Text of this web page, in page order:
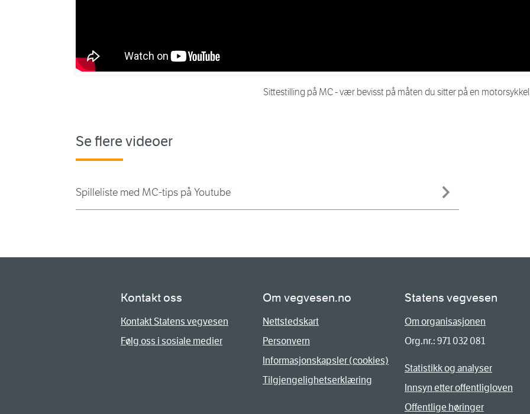
Sittestilling på MC - vær bevisst på måten du sitter på en
Se flere videoer
Spilleliste med MC-tips på Youtube
Kontakt oss
Kontakt Statens vegvesen
Følg oss i sosiale medier
Om vegvesen.no
Nettstedskart
Personvern
Informasjonskapsler (cookies)
Tilgjengelighetserklæring
Statens vegvesen
Om organisasjonen
Org.nr.: 971 032 081
Statistikk og analyser
Innsyn etter offentligloven
Offentlige høringer